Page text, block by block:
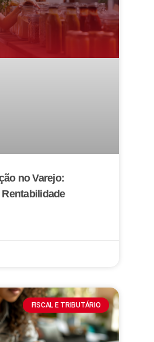
no Varejo:
FISCAL E TRIBUTÁRIO